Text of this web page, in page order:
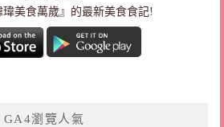
瑋美食萬歲』的最新美食食記!
GA4瀏覽人氣